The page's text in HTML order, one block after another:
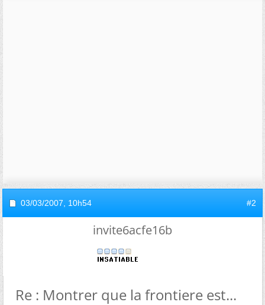
03/03/2007, 10h54 #2
invite6acfe16b
Re : Montrer que la frontiere est...